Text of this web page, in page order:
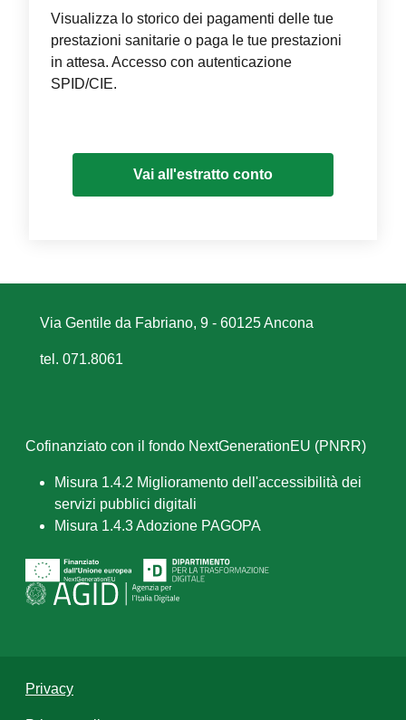
Visualizza lo storico dei pagamenti delle tue
prestazioni sanitarie o paga le tue prestazioni
in attesa. Accesso con autenticazione
SPID/CIE.
Vai all'estratto conto
Via Gentile da Fabriano, 9 - 60125 Ancona
tel. 071.8061
Cofinanziato con il fondo NextGenerationEU (PNRR)
Misura 1.4.2 Miglioramento dell'accessibilità dei
servizi pubblici digitali
Misura 1.4.3 Adozione PAGOPA
Privacy